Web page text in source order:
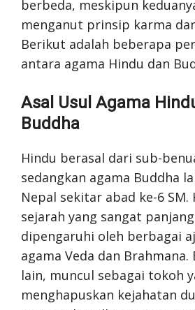
berbeda, meskipun
menganut prinsip karma
Berikut adalah beberapa
antara agama Hindu dan
Asal Usul Agama
Buddha
Hindu berasal dari sub-
sedangkan agama Buddha
Nepal sekitar abad ke-6
sejarah yang sangat
dipengaruhi oleh berbagai
agama Veda dan Brahmana.
lain, muncul sebagai tokoh
menghapuskan kejahatan